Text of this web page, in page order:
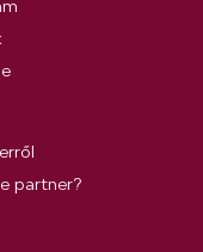
partner?